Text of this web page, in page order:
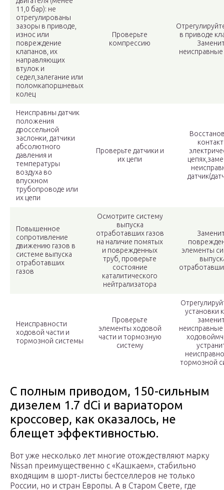
11,0 бар): не
отрегулированы
зазоры в приводе,
износ или
повреждение
клапанов, их
направляющих
втулок и
седел,залегание или
поломкапоршневых
колец
Проверьте
компрессию
в приводе
неисправные
Неисправны датчик
положения
дроссельной
заслонки, датчики
абсолютного
давления и
температуры
воздуха во
впускном
трубопроводе или
их цепи
Проверьте датчики и
их цепи
Повышенное
сопротивление
движению газов в
системе выпуска
отработавших
газов
Осмотрите систему
выпуска
отработавших газов
на наличие помятых
и поврежденных
труб, проверьте
состояние
каталитического
нейтрализатора
элементы
Неисправности
ходовой части и
тормозной системы
Проверьте
элементы ходовой
части и тормозную
систему
установки
неисправные
тормозной
С полным приводом, 150-сильным
дизелем 1.7 dCi и вариатором
кроссовер, как оказалось, не
блещет эффективностью.
Вот уже несколько лет многие отождествляют марку
Nissan преимущественно с «Кашкаем», стабильно
входящим в шорт-листы бестселлеров не только
России, но и стран Европы. А в Старом Свете, где